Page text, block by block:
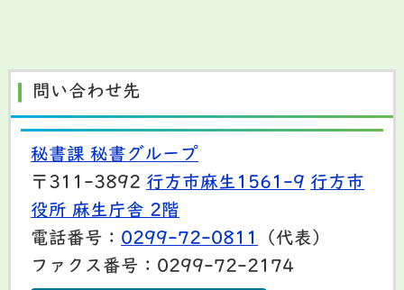
問い合わせ先
秘書課 秘書グループ
〒311-3892 行方市麻生1561-9 行方市
役所 麻生庁舎 2階
電話番号： 0299-72-0811
（代表）
ファクス番号：0299-72-2174